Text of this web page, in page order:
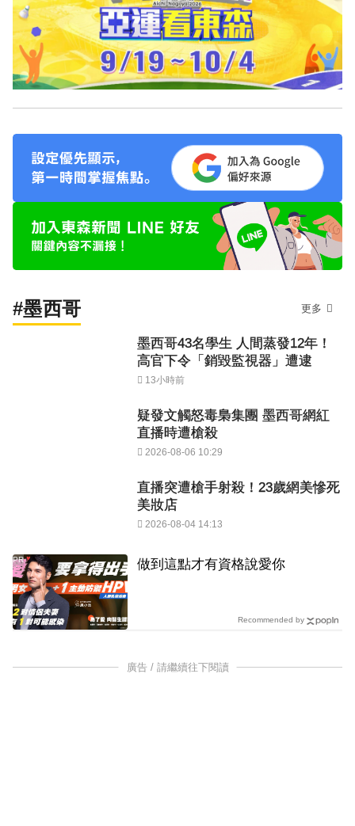
#墨西哥 更多
墨西哥43名學生 人間蒸發12年！
高官下令「銷毀監視器」遭逮
13小時前
疑發文觸怒毒梟集團 墨西哥網紅
直播時遭槍殺
2026-08-06 10:29
直播突遭槍手射殺！23歲網美慘死
美妝店
2026-08-04 14:13
做到這點才有資格說愛你
PR
Recommended by
廣告 / 請繼續往下閱讀